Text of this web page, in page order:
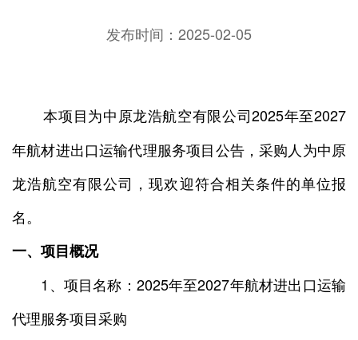
发布时间： 2025-02-05
本项目为中原龙浩航空有限公司2025年至2027
年航材进出口运输代理服务项目公告，采购人为中原
龙浩航空有限公司，现欢迎符合相关条件的单位报
名。
一、项目概况
1、项目名称：2025年至2027年航材进出口运输
代理服务项目采购